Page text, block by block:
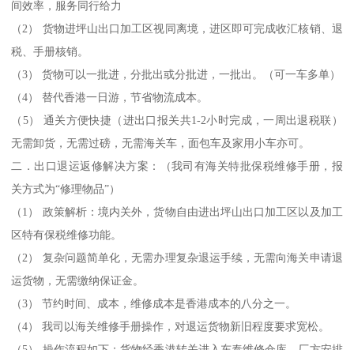
间效率，服务同行给力
（2） 货物进坪山出口加工区视同离境，进区即可完成收汇核销、退
税、手册核销。
（3） 货物可以一批进，分批出或分批进，一批出。（可一车多单）
（4） 替代香港一日游，节省物流成本。
（5） 通关方便快捷（进出口报关共1-2小时完成，一周出退税联）
无需卸货，无需过磅，无需海关车，面包车及家用小车亦可。
二．出口退运返修解决方案：（我司有海关特批保税维修手册，报
关方式为“修理物品”）
（1） 政策解析：境内关外，货物自由进出坪山出口加工区以及加工
区特有保税维修功能。
（2） 复杂问题简单化，无需办理复杂退运手续，无需向海关申请退
运货物，无需缴纳保证金。
（3） 节约时间、成本，维修成本是香港成本的八分之一。
（4） 我司以海关维修手册操作，对退运货物新旧程度要求宽松。